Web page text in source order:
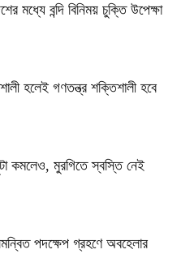
মধ্যে বন্দি বিনিময় চুক্তি উপেক্ষা
হলেই গণতন্ত্র শক্তিশালী হবে
কমলেও, মুরগিতে স্বস্তি নেই
পদক্ষেপ গ্রহণে অবহেলার